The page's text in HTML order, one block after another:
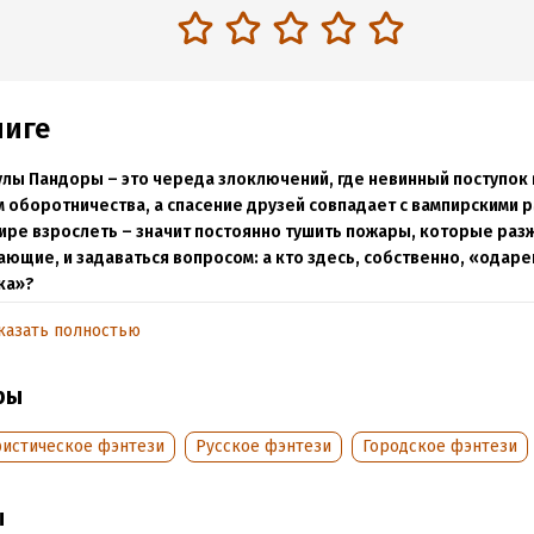
Пандоры – это череда злоключений, где невинный поступок
оборотничества, а спасение друзей совпадает с вампирскими
взрослеть – значит постоянно тушить пожары, которые
и задаваться вопросом: а кто здесь, собственно,
каникулы, а вместе с ними и злоключения Пандоры.
оборотничества, а вместо наслаждения тихими летними
самого себя решил наведаться к минотавру, и, словно этого
хоть здесь взрослые сами разберутся? Ну чем Богдан
полностью
фэнтези Русское фэнтези Городское фэнтези